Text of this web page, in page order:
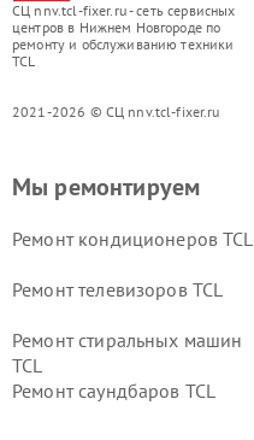
СЦ nnv.tcl-fixer.ru - сеть сервисных
центров в Нижнем Новгороде по
ремонту и обслуживанию техники
TCL
2021-2026 © СЦ nnv.tcl-fixer.ru
Мы ремонтируем
Ремонт кондиционеров TCL
Ремонт телевизоров TCL
Ремонт стиральных машин
TCL
Ремонт саундбаров TCL